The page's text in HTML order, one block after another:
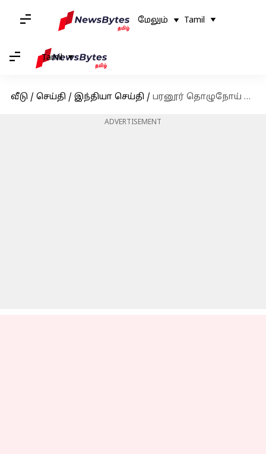
மேலும் Tamil
Tamil
வீடு / செய்தி / இந்தியா செய்தி / பரனூர் தொழுநோய் மறுவாழ்வு மையத்தில் முதலமைச்சர் மு.க.ஸ்டாலின் ஆய்வு!
ADVERTISEMENT